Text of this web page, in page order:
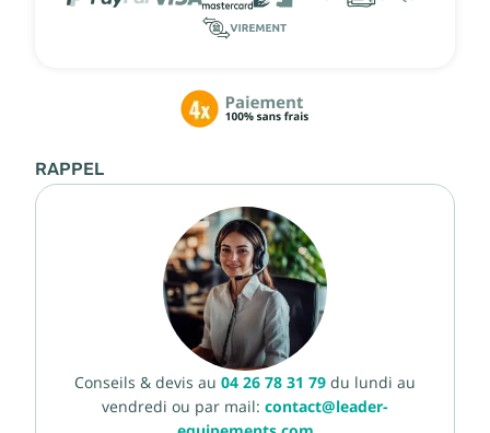
RAPPEL
Conseils & devis au 04 26 78 31 79 du lundi au
vendredi ou par mail: contact@leader-